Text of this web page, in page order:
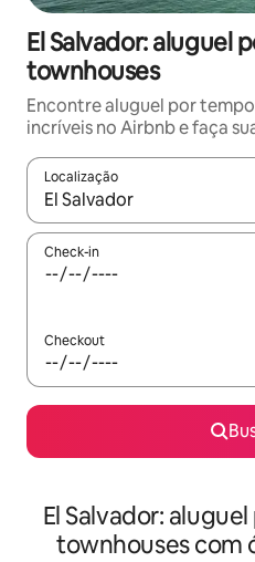
El Salvador: aluguel
townhouses
Encontre aluguel por
incríveis no Airbnb e faça
Localização
Quando os resultados
Check-in
Checkout
El Salvador:
townhouses com